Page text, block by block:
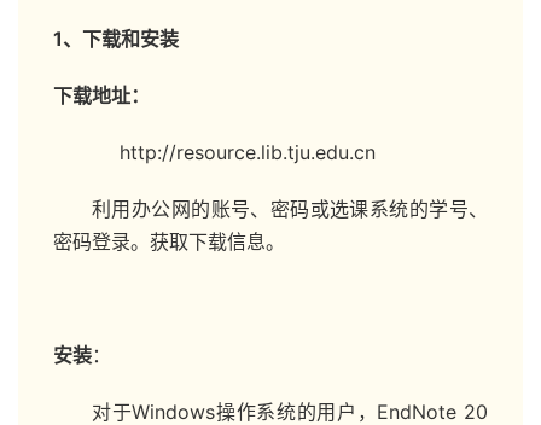
1、下载和安装
下载地址：
http://resource.lib.tju.edu.cn
利用办公网的账号、密码或选课系统的学号、
密码登录。获取下载信息。
安装：
对于Windows操作系统的用户，EndNote 20